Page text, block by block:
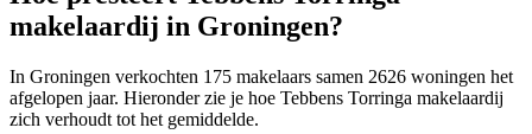
makelaardij in Groningen?
In Groningen verkochten 175 makelaars samen 2626 woningen het
afgelopen jaar. Hieronder zie je hoe Tebbens Torringa makelaardij
zich verhoudt tot het gemiddelde.